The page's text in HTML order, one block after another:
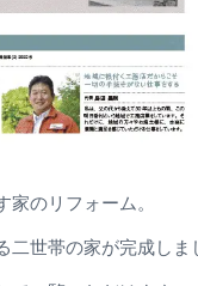
家のリフォーム。
二世帯の家が完成しま